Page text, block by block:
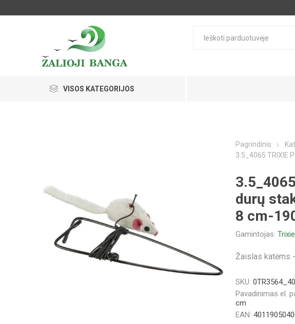
VISOS KATEGORIJOS
Pagrindinis
3.5_4065 TRIXIE
durų
8 cm-
Gamintojas: Trixie
Žaislas katėms
SKU:
Pavadinimas el.
cm
EAN: